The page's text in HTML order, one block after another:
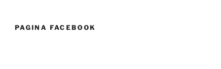
PAGINA FACEBOOK